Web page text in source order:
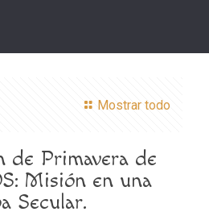
Mostrar todo
de Primavera de
Misión en una
Secular.